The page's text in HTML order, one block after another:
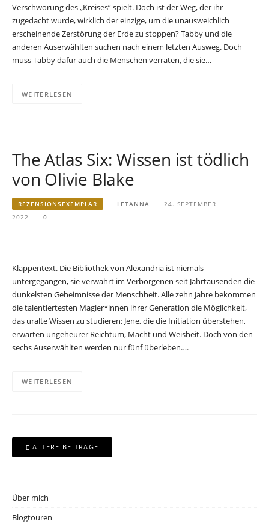
Verschwörung des „Kreises“ spielt. Doch ist der Weg, der ihr
zugedacht wurde, wirklich der einzige, um die unausweichlich
erscheinende Zerstörung der Erde zu stoppen? Tabby und die
anderen Auserwählten suchen nach einem letzten Ausweg. Doch
muss Tabby dafür auch die Menschen verraten, die sie…
WEITERLESEN
The Atlas Six: Wissen ist tödlich
von Olivie Blake
REZENSIONSEXEMPLAR LETANNA
24. SEPTEMBER
2022
0
Klappentext. Die Bibliothek von Alexandria ist niemals
untergegangen, sie verwahrt im Verborgenen seit Jahrtausenden die
dunkelsten Geheimnisse der Menschheit. Alle zehn Jahre bekommen
die talentiertesten Magier*innen ihrer Generation die Möglichkeit,
das uralte Wissen zu studieren: Jene, die die Initiation überstehen,
erwarten ungeheurer Reichtum, Macht und Weisheit. Doch von den
sechs Auserwählten werden nur fünf überleben….
WEITERLESEN
Beitragsnavigation
ÄLTERE BEITRÄGE
Über mich
Blogtouren